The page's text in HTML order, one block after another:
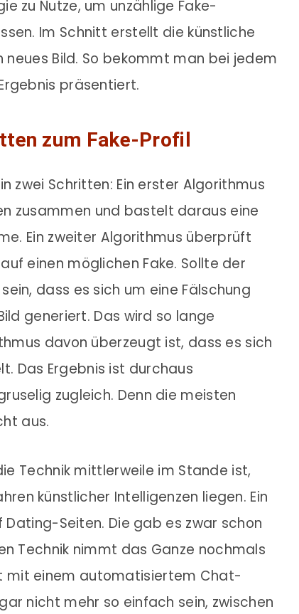
zu Nutze, um unzählige Fake-
Im Schnitt erstellt die künstliche
neues Bild. So bekommt man bei jedem
präsentiert.
zum Fake-Profil
zwei Schritten: Ein erster Algorithmus
zusammen und bastelt daraus eine
Ein zweiter Algorithmus überprüft
einen möglichen Fake. Sollte der
dass es sich um eine Fälschung
generiert. Das wird so lange
davon überzeugt ist, dass es sich
Das Ergebnis ist durchaus
zugleich. Denn die meisten
aus.
Technik mittlerweile im Stande ist,
künstlicher Intelligenzen liegen. Ein
Dating-Seiten. Die gab es zwar schon
Technik nimmt das Ganze nochmals
mit einem automatisiertem Chat-
nicht mehr so einfach sein, zwischen